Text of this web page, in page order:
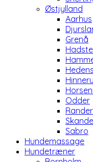
Østjylland
Aarhus
Grenå
Odder
Sabro
Hundemassage
Hundetræner